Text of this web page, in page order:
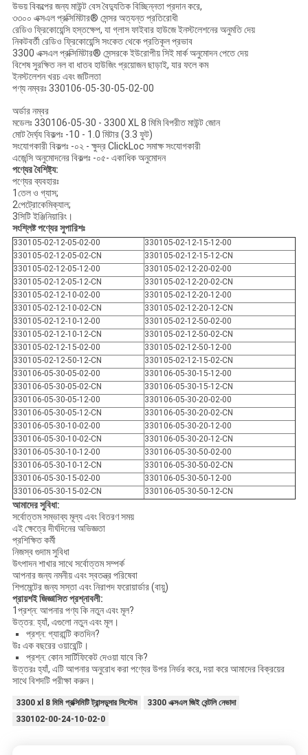
উভয় বিকল্পের জন্য মাউন্ট বেস বৈদ্যুতিক বিচ্ছিন্নতা প্রদান করে,
৩৩০০ এক্সএল প্রক্সিমিটার® সেন্সর অত্যন্ত প্রতিরোধী
রেডিও ফ্রিকোয়েন্সি হস্তক্ষেপ, যা গ্লাস ফাইবার হাউজে ইনস্টলেশনের অনুমতি দেয়
নিকটবর্তী রেডিও ফ্রিকোয়েন্সি সংকেত থেকে প্রতিকূল প্রভাব
3300 এক্সএল প্রক্সিমিটার® সেন্সরকে ইউরোপীয় সিই মার্ক অনুমোদন পেতে দেয়
বিশেষ সুরক্ষিত নল বা ধাতব হাউজিং প্রয়োজন ছাড়াই, যার ফলে কম
ইনস্টলেশন খরচ এবং জটিলতা
পণ্য নম্বরঃ 330106-05-30-05-02-00
অর্ডার নম্বর
মডেলঃ 330106-05-30 - 3300 XL 8 মিমি বিপরীত মাউন্ট জোন
মোট দৈর্ঘ্য বিকল্পঃ -10 - 1.0 মিটার (3.3 ফুট)
সংযোগকারী বিকল্পঃ -০২ - ক্ষুদ্র ClickLoc সমাক্ষ সংযোগকারী
এজেন্সি অনুমোদনের বিকল্পঃ -০৫- একাধিক অনুমোদন
পণ্যের বৈশিষ্ট্য:
পণ্যের ব্যবহারঃ
1তেল ও গ্যাস;
2পেট্রোকেমিক্যাল;
3সিটি ইঞ্জিনিয়ারিং।
সংশ্লিষ্ট পণ্যের সুপারিশঃ
330105-02-12-05-02-00
330105-02-12-15-12-00
330105-02-12-05-02-CN
330105-02-12-15-12-CN
330105-02-12-05-12-00
330105-02-12-20-02-00
330105-02-12-05-12-CN
330105-02-12-20-02-CN
330105-02-12-10-02-00
330105-02-12-20-12-00
330105-02-12-10-02-CN
330105-02-12-20-12-CN
330105-02-12-10-12-00
330105-02-12-50-02-00
330105-02-12-10-12-CN
330105-02-12-50-02-CN
330105-02-12-15-02-00
330105-02-12-50-12-00
330105-02-12-50-12-CN
330105-02-12-15-02-CN
330106-05-30-05-02-00
330106-05-30-15-12-00
330106-05-30-05-02-CN
330106-05-30-15-12-CN
330106-05-30-05-12-00
330106-05-30-20-02-00
330106-05-30-05-12-CN
330106-05-30-20-02-CN
330106-05-30-10-02-00
330106-05-30-20-12-00
330106-05-30-10-02-CN
330106-05-30-20-12-CN
330106-05-30-10-12-00
330106-05-30-50-02-00
330106-05-30-10-12-CN
330106-05-30-50-02-CN
330106-05-30-15-02-00
330106-05-30-50-12-00
330106-05-30-15-02-CN
330106-05-30-50-12-CN
আমাদের সুবিধা:
সর্বোত্তম সম্ভাব্য মূল্য এবং বিতরণ সময়
এই ক্ষেত্রে দীর্ঘদিনের অভিজ্ঞতা
প্রশিক্ষিত কর্মী
নিজস্ব গুদাম সুবিধা
উৎপাদন শাখার সাথে সর্বোত্তম সম্পর্ক
আপনার জন্য নমনীয় এবং স্বতন্ত্র পরিষেবা
শিপমেন্টের জন্য সস্তা এবং নিরাপদ ফরোয়ার্ডার (বায়ু)
প্রায়শই জিজ্ঞাসিত প্রশ্নাবলী:
1প্রশ্ন: আপনার পণ্য কি নতুন এবং মূল?
উত্তর: হ্যাঁ, এগুলো নতুন এবং মূল।
প্রশ্ন: গ্যারান্টি কতদিন?
উঃ এক বছরের ওয়ারেন্টি।
প্রশ্ন: কোন সার্টিফিকেট দেওয়া যাবে কি?
উত্তরঃ হ্যাঁ, এটি আপনার অনুরোধ করা পণ্যের উপর নির্ভর করে, দয়া করে আমাদের বিক্রয়ের
সাথে বিশদটি পরীক্ষা করুন।
3300 xl 8 মিমি প্রক্সিমিটি ট্রান্সডুসার সিস্টেম
3300 এক্সএল জিই বেন্টলি নেভাদা
330102-00-24-10-02-0